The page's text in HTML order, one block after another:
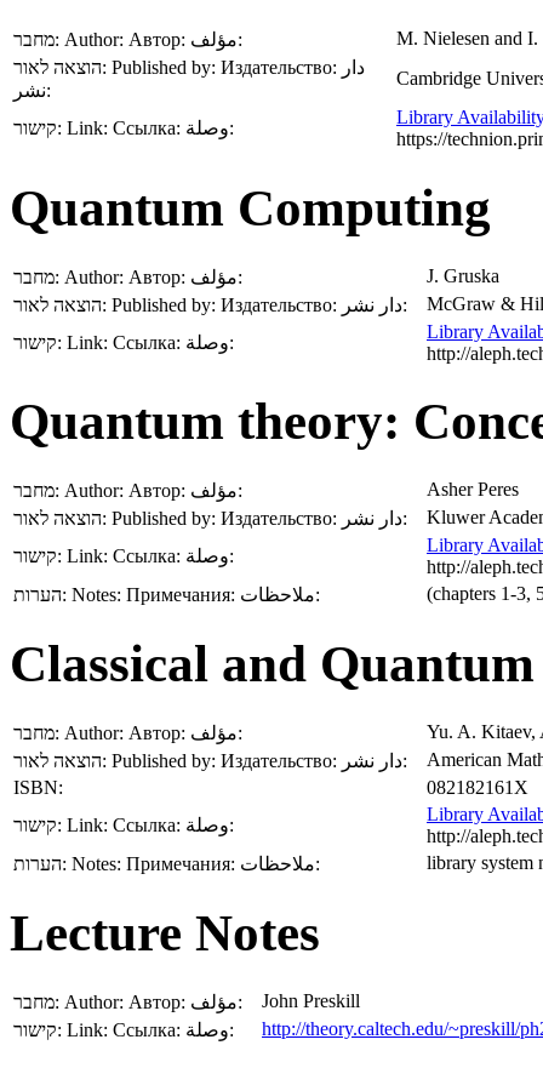
מחבר: Author: Автор: مؤلف:
M. Nielesen and I.
הוצאה לאור: Published by: Издательство: دار
نشر:
Cambridge
קישור: Link: Ссылка: وصلة:
Library
https://
Quantum Computing
מחבר: Author: Автор: مؤلف:
J. Gruska
הוצאה לאור: Published by: Издательство: دار نشر:
McGraw &
קישור: Link: Ссылка: وصلة:
Library
http://
Quantum theory:
מחבר: Author: Автор: مؤلف:
Asher Peres
הוצאה לאור: Published by: Издательство: دار نشر:
Kluwer
קישור: Link: Ссылка: وصلة:
Library
http://
הערות: Notes: Примечания: ملاحظات: (chapters 1-3,
Classical and
מחבר: Author: Автор: مؤلف:
Yu. A. Kitaev,
הוצאה לאור: Published by: Издательство: دار نشر:
American
ISBN:
082182161X
קישור: Link: Ссылка: وصلة:
Library
http://
הערות: Notes: Примечания: ملاحظات: library system
Lecture Notes
מחבר: Author: Автор: مؤلف:
John Preskill
קישור: Link: Ссылка: وصلة: http://theory.caltech.edu/~preskill/